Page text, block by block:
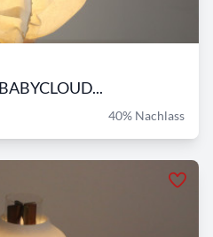
40% Nachlass